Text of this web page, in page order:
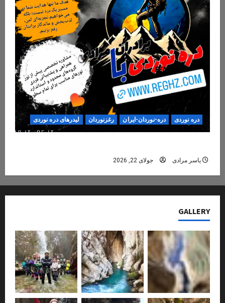
دره نوردی دره-نوردان-ایران رغزنوردان لیدرهای دره نوردی
یاسر مرادی جولای 22, 2026